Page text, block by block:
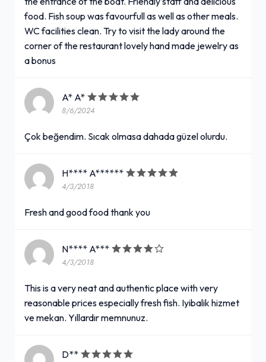
food. Fish soup was favourfull as well as other meals.
WC facilities clean. Try to visit the lady around the
corner of the restaurant lovely hand made jewelry as
a bonus
A* A*
8/6/2024
Çok beğendim. Sıcak olmasa dahada güzel olurdu.
H**** A******
4/3/2018
Fresh and good food thank you
N**** A***
4/3/2018
This is a very neat and authentic place with very
reasonable prices especially fresh fish. Iyibalik hizmet
ve mekan. Yıllardır memnunuz.
D**